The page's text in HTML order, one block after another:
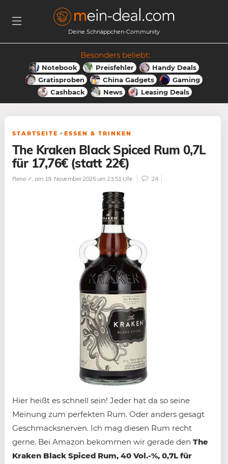
Deine Schnäppchen-Community
Besonders beliebt:
Notebook Preisfehler
Handy Deals
Gratisproben
China Gadgets
Gaming
Cashback
News Leasing Deals
STARTSEITE > ESSEN & TRINKEN
The Kraken Black Spiced Rum 0,7L
für 17,76€ (statt 22€)
Rene ✓, am 19. November 2025 um 23:51 Uhr 24
Hier heißt es schnell sein! Jeder hat da so seine
Meinung zum perfekten Rum. Oder anders gesagt
Geschmacksnerven. Ich mag diesen Rum recht
gerne. Bei Amazon bekommen wir gerade den The
Kraken Black Spiced Rum, 40 Vol.-%, 0,7L für